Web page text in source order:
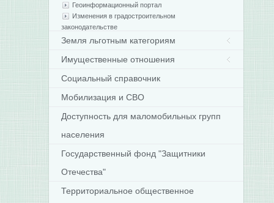
Геоинформационный портал
Изменения в градостроительном
законодательстве
Земля льготным категориям
Имущественные отношения
Социальный справочник
Мобилизация и СВО
Доступность для маломобильных групп
населения
Государственный фонд "Защитники
Отечества"
Территориальное общественное